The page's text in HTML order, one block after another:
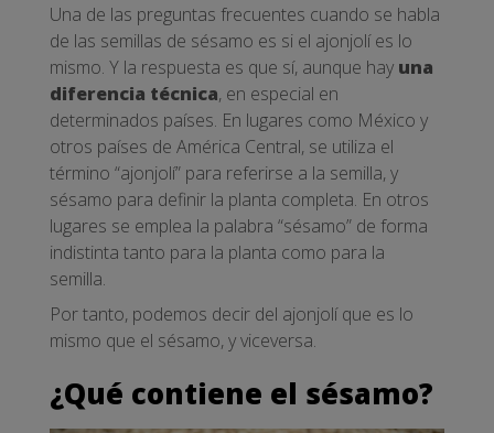
Una de las preguntas frecuentes cuando se habla
de las semillas de sésamo es si el ajonjolí es lo
mismo. Y la respuesta es que sí, aunque hay una
diferencia técnica, en especial en
determinados países. En lugares como México y
otros países de América Central, se utiliza el
término “ajonjolí” para referirse a la semilla, y
sésamo para definir la planta completa. En otros
lugares se emplea la palabra “sésamo” de forma
indistinta tanto para la planta como para la
semilla.
Por tanto, podemos decir del ajonjolí que es lo
mismo que el sésamo, y viceversa.
¿Qué contiene el sésamo?